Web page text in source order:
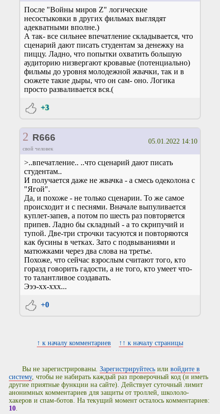
После "Войны миров Z" логические
несостыковки в других фильмах выглядят
адекватными вполне.)
А так- все сильнее впечатление складывается, что
сценарий дают писать студентам за денежку на
пиццу. Ладно, что попытки охватить большую
аудиторию низвергают кровавые (потенциально)
фильмы до уровня молодежной жвачки, так и в
сюжете такие дыры, что он сам- оно. Логика
просто разваливается вся.(
+3
2 R666
свой человек
05.01.2022 14:10
>..впечатление.. ..что сценарий дают писать
студентам..
И получается даже не жвачка - а смесь одеколона с
"Ягой".
Да, и похоже - не только сценарии. То же самое
происходит и с песнями. Вначале выпуливается
куплет-запев, а потом по шесть раз повторяется
припев. Ладно бы складный - а то скрипучий и
тупой. Две-три строчки тасуются и повторяются
как бусины в четках. Зато с подвываниями и
матюжками через два слова на третье.
Похоже, что сейчас взрослым считают того, кто
горазд говорить гадости, а не того, кто умеет что-
то талантливое создавать.
Эээ-хх-ххх...
+0
↑ к началу комментариев ↑↑ к началу страницы
Вы не зарегистрированы.Зарегистрируйтесь иливойдите в
систему, чтобы не набирать каждый раз проверочный код (и иметь
другие приятные функции на сайте). Действует суточный лимит
анонимных комментариев для защиты от троллей, школоло-
хакеров и спам-ботов. На текущий момент осталось комментариев:
10